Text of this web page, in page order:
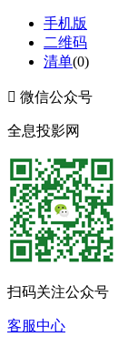
手机版
二维码
清单(0)
 微信公众号
全息投影网
扫码关注公众号
客服中心